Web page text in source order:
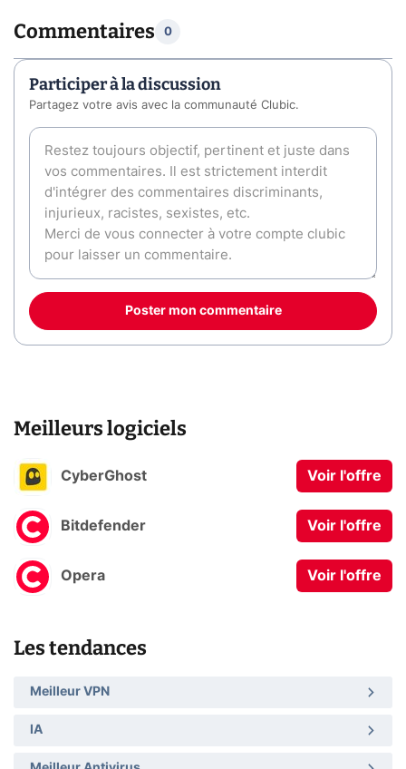
Commentaires 0
Participer à la discussion
Partagez votre avis avec la communauté Clubic.
Poster mon commentaire
Meilleurs logiciels
CyberGhost Voir l'offre
Bitdefender Voir l'offre
Opera Voir l'offre
Les tendances
Meilleur VPN
IA